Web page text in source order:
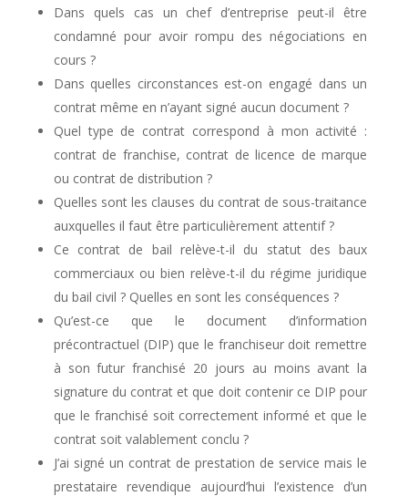
Dans quels cas un chef d’entreprise peut-il être
condamné pour avoir rompu des négociations en
cours ?
Dans quelles circonstances est-on engagé dans un
contrat même en n’ayant signé aucun document ?
Quel type de contrat correspond à mon activité :
contrat de franchise, contrat de licence de marque
ou contrat de distribution ?
Quelles sont les clauses du contrat de sous-traitance
auxquelles il faut être particulièrement attentif ?
Ce contrat de bail relève-t-il du statut des baux
commerciaux ou bien relève-t-il du régime juridique
du bail civil ? Quelles en sont les conséquences ?
Qu’est-ce que le document d’information
précontractuel (DIP) que le franchiseur doit remettre
à son futur franchisé 20 jours au moins avant la
signature du contrat et que doit contenir ce DIP pour
que le franchisé soit correctement informé et que le
contrat soit valablement conclu ?
J’ai signé un contrat de prestation de service mais le
prestataire revendique aujourd’hui l’existence d’un